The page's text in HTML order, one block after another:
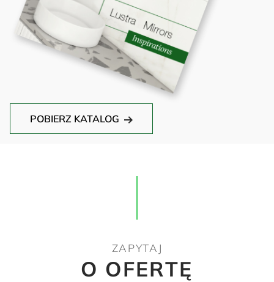
POBIERZ KATALOG
ZAPYTAJ
O OFERTĘ